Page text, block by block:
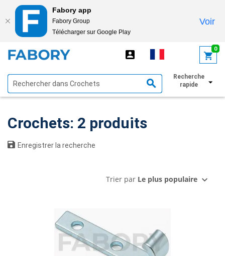
Fabory app
Fabory Group
Télécharger sur Google Play
Voir
0
Recherche
rapide
Afficher les filtres
Crochets: 2 produits
Enregistrer la recherche
Trier par Le plus populaire